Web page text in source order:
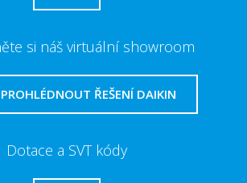
si náš virtuální showroom
ŘEŠENÍ DAIKIN
Dotace a SVT kódy